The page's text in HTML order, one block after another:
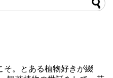
そ。とある植物好きが綴